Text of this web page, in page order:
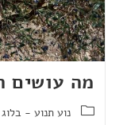
מה עושים
נוע תנוע -